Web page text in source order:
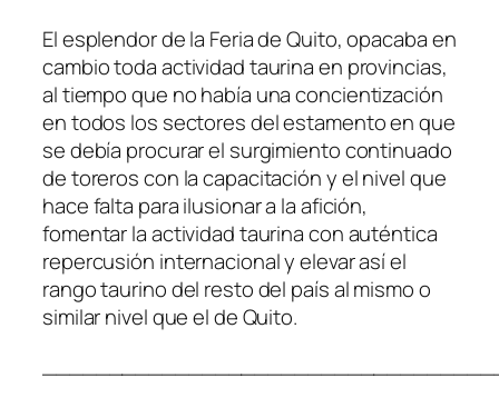
El esplendor de la Feria de Quito, opacaba en
cambio toda actividad taurina en provincias,
al tiempo que no había una concientización
en todos los sectores del estamento en que
se debía procurar el surgimiento continuado
de toreros con la capacitación y el nivel que
hace falta para ilusionar a la afición,
fomentar la actividad taurina con auténtica
repercusión internacional y elevar así el
rango taurino del resto del país al mismo o
similar nivel que el de Quito.